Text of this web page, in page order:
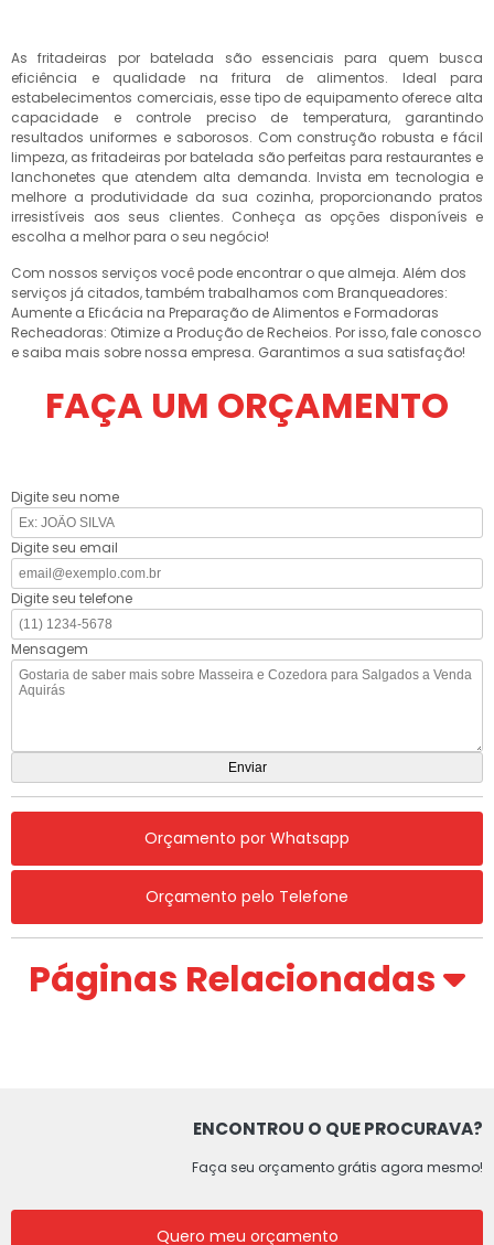
As fritadeiras por batelada são essenciais para quem busca
eficiência e qualidade na fritura de alimentos. Ideal para
estabelecimentos comerciais, esse tipo de equipamento oferece alta
capacidade e controle preciso de temperatura, garantindo
resultados uniformes e saborosos. Com construção robusta e fácil
limpeza, as fritadeiras por batelada são perfeitas para restaurantes e
lanchonetes que atendem alta demanda. Invista em tecnologia e
melhore a produtividade da sua cozinha, proporcionando pratos
irresistíveis aos seus clientes. Conheça as opções disponíveis e
escolha a melhor para o seu negócio!
Com nossos serviços você pode encontrar o que almeja. Além dos
serviços já citados, também trabalhamos com Branqueadores:
Aumente a Eficácia na Preparação de Alimentos e Formadoras
Recheadoras: Otimize a Produção de Recheios. Por isso, fale conosco
e saiba mais sobre nossa empresa. Garantimos a sua satisfação!
FAÇA UM ORÇAMENTO
Digite seu nome
Digite seu email
Digite seu telefone
Mensagem
Orçamento por Whatsapp
Orçamento pelo Telefone
Páginas Relacionadas
ENCONTROU O QUE PROCURAVA?
Faça seu orçamento grátis agora mesmo!
Quero meu orçamento